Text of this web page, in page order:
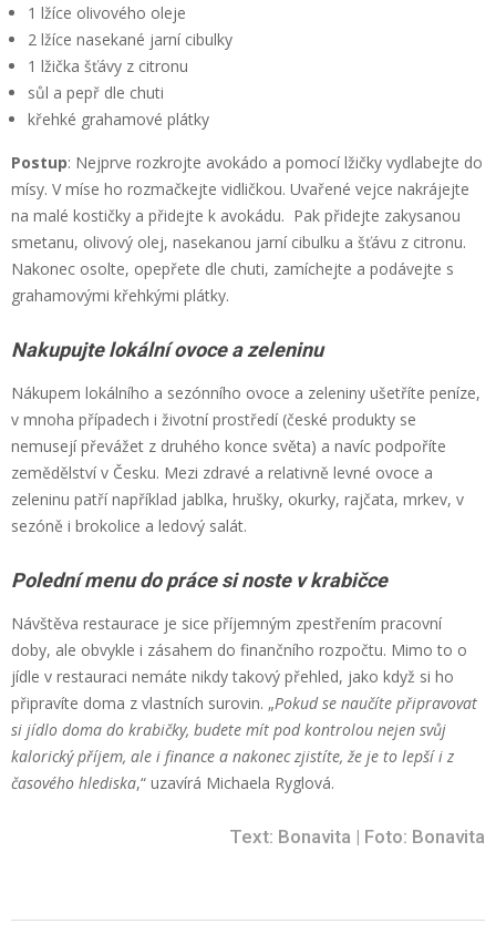
1 lžíce olivového oleje
2 lžíce nasekané jarní cibulky
1 lžička šťávy z citronu
sůl a pepř dle chuti
křehké grahamové plátky
Postup: Nejprve rozkrojte avokádo a pomocí lžičky vydlabejte do
mísy. V míse ho rozmačkejte vidličkou. Uvařené vejce nakrájejte
na malé kostičky a přidejte k avokádu. Pak přidejte zakysanou
smetanu, olivový olej, nasekanou jarní cibulku a šťávu z citronu.
Nakonec osolte, opepřete dle chuti, zamíchejte a podávejte s
grahamovými křehkými plátky.
Nakupujte lokální ovoce a zeleninu
Nákupem lokálního a sezónního ovoce a zeleniny ušetříte peníze,
v mnoha případech i životní prostředí (české produkty se
nemusejí převážet z druhého konce světa) a navíc podpoříte
zemědělství v Česku. Mezi zdravé a relativně levné ovoce a
zeleninu patří například jablka, hrušky, okurky, rajčata, mrkev, v
sezóně i brokolice a ledový salát.
Polední menu do práce si noste v krabičce
Návštěva restaurace je sice příjemným zpestřením pracovní
doby, ale obvykle i zásahem do finančního rozpočtu. Mimo to o
jídle v restauraci nemáte nikdy takový přehled, jako když si ho
připravíte doma z vlastních surovin. „Pokud se naučíte připravovat
si jídlo doma do krabičky, budete mít pod kontrolou nejen svůj
kalorický příjem, ale i finance a nakonec zjistíte, že je to lepší i z
časového hlediska,“ uzavírá Michaela Ryglová.
Text: Bonavita | Foto: Bonavita